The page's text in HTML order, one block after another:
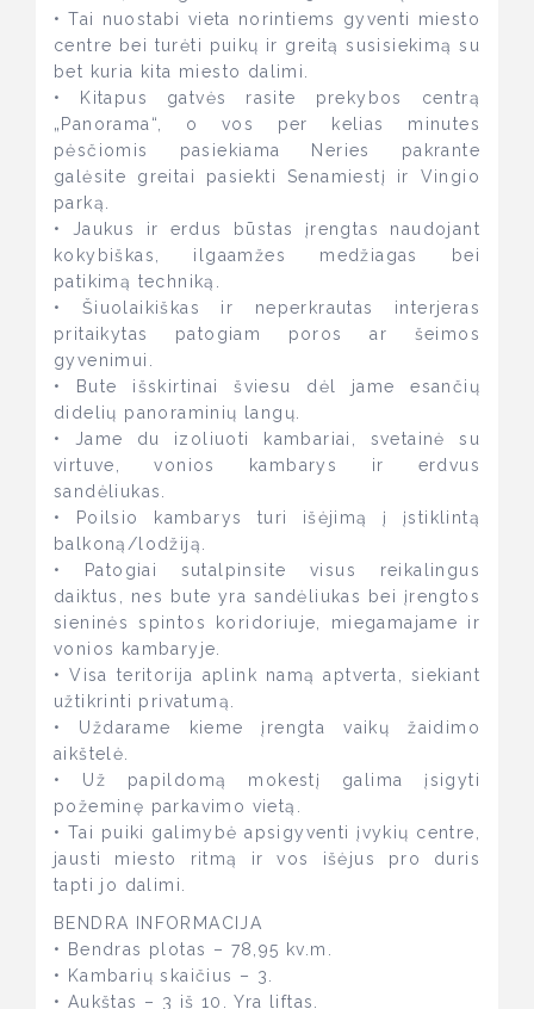
• Tai nuostabi vieta norintiems gyventi miesto
centre bei turėti puikų ir greitą susisiekimą su
bet kuria kita miesto dalimi.
• Kitapus gatvės rasite prekybos centrą
„Panorama“, o vos per kelias minutes
pėsčiomis pasiekiama Neries pakrante
galėsite greitai pasiekti Senamiestį ir Vingio
parką.
• Jaukus ir erdus būstas įrengtas naudojant
kokybiškas, ilgaamžes medžiagas bei
patikimą techniką.
• Šiuolaikiškas ir neperkrautas interjeras
pritaikytas patogiam poros ar šeimos
gyvenimui.
• Bute išskirtinai šviesu dėl jame esančių
didelių panoraminių langų.
• Jame du izoliuoti kambariai, svetainė su
virtuve, vonios kambarys ir erdvus
sandėliukas.
• Poilsio kambarys turi išėjimą į įstiklintą
balkoną/lodžiją.
• Patogiai sutalpinsite visus reikalingus
daiktus, nes bute yra sandėliukas bei įrengtos
sieninės spintos koridoriuje, miegamajame ir
vonios kambaryje.
• Visa teritorija aplink namą aptverta, siekiant
užtikrinti privatumą.
• Uždarame kieme įrengta vaikų žaidimo
aikštelė.
• Už papildomą mokestį galima įsigyti
požeminę parkavimo vietą.
• Tai puiki galimybė apsigyventi įvykių centre,
jausti miesto ritmą ir vos išėjus pro duris
tapti jo dalimi.
BENDRA INFORMACIJA
• Bendras plotas – 78,95 kv.m.
• Kambarių skaičius – 3.
• Aukštas – 3 iš 10. Yra liftas.